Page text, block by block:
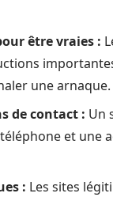
être vraies :
une arnaque.
de contact : Un
et une
: Les sites